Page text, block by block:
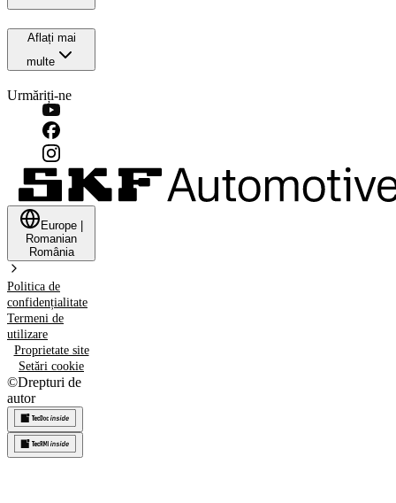
Aflați mai
multe
Urmăriți-ne
Europe
Romanian
România
Politica de
confidențialitate
Termeni de
utilizare
Proprietate site
Setări cookie
©Drepturi de
autor